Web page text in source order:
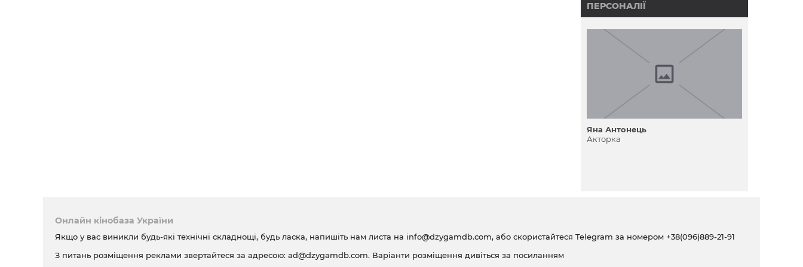
ПЕРСОНАЛІЇ
Яна Антонець
Акторка
Онлайн кінобаза України
Якщо у вас виникли будь-які технічні складнощі, будь ласка, напишіть нам листа на info@dzygamdb.com, або скористайтеся Telegram за номером +38(096)889-21-91
З питань розміщення реклами звертайтеся за адресою: ad@dzygamdb.com. Варіанти розміщення дивіться за посиланням